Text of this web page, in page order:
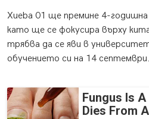
Xueba 01 ще премине 4-
като ще се фокусира върху
трябва да се яви в
обучението си на 14
Fungus Is
Dies From